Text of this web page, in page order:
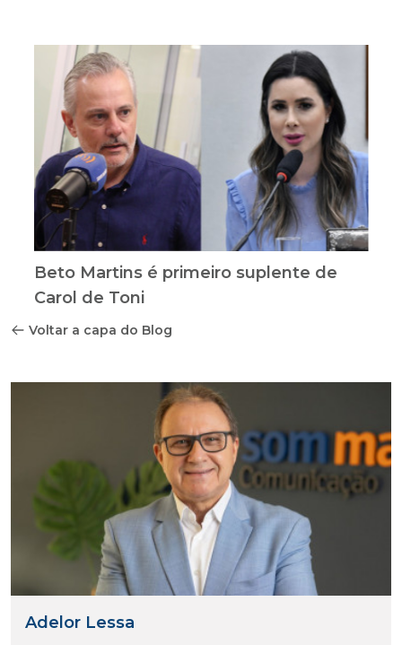
Beto Martins é primeiro suplente de
Carol de Toni
Voltar a capa do Blog
Adelor Lessa